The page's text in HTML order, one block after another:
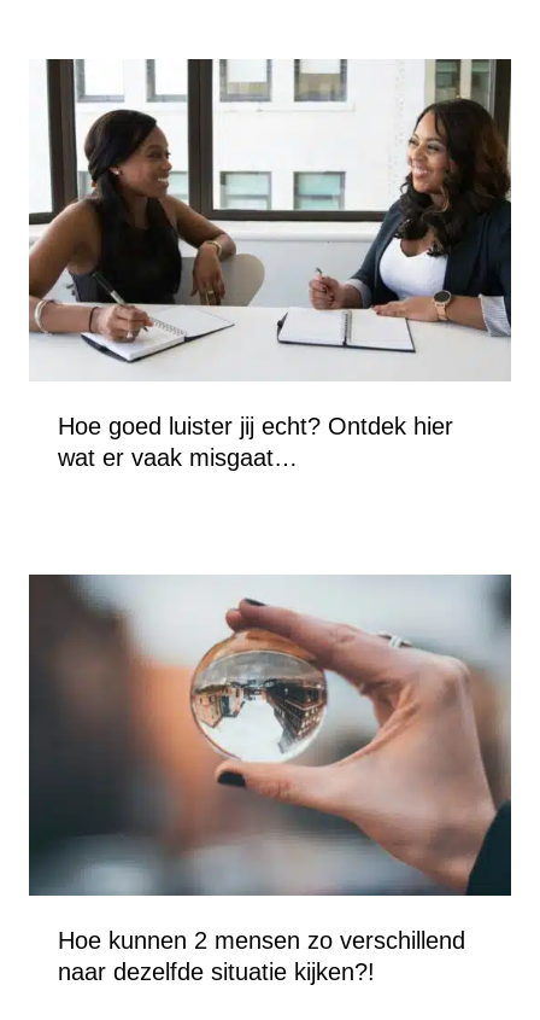
Hoe goed luister jij echt? Ontdek hier
wat er vaak misgaat…
Hoe kunnen 2 mensen zo verschillend
naar dezelfde situatie kijken?!